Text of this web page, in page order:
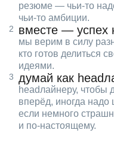
резюме — чьи‑то
чьи‑то амбиции.
вместе — успех
мы верим в силу
кто готов делиться
идеями.
думай как
headлайнеру, чтобы
вперёд, иногда надо
если немного
и по‑настоящему.